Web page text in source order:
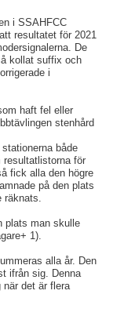
i SSAHFCC
resultatet för 2021
De
kollat suffix och
i
haft fel eller
stenhård
både
resultatlistorna för
fick alla den högre
på den plats
plats man skulle
1).
alla år. Den
ifrån sig. Denna
när det är flera